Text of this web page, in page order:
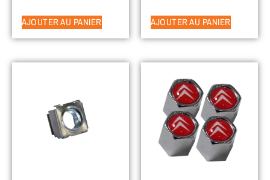
AJOUTER AU PANIER AJOUTER AU PANIER